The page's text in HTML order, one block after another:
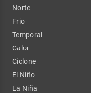
Norte
Frio
Temporal
Calor
Ciclone
El Niño
La Niña